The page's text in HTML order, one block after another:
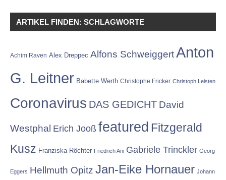
ARTIKEL FINDEN: SCHLAGWORTE
Achim Raven Alex Dreppec Alfons SchweiggertAnton
G. Leitner Babette Werth Christophe Fricker Christoph Leisten
Coronavirus DAS GEDICHT David
Westphal Erich Jooß featured Fitzgerald
Kusz Franziska Röchter Friedrich Ani Gabriele Trinckler Georg
Eggers Hellmuth Opitz Jan-Eike Hornauer Johann